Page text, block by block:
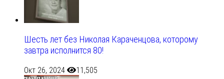
Шесть лет без Николая Караченцова, которому
завтра исполнится 80!
Окт 26, 2024 11,505